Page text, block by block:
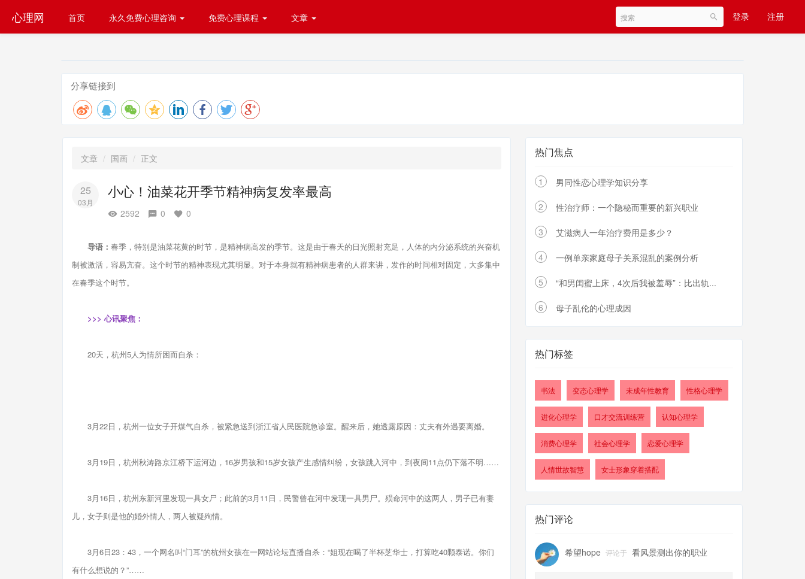
心理网 首页 永久免费心理咨询 免费心理课程 文章 登录 注册
分享链接到
文章 国画 正文
25
03月
小心！油菜花开季节精神病复发率最高
2592 0 0
导语： 春季，特别是油菜花黄的时节，是精神病高发的季节。这是由于春天的日光照射充足，人体的内分泌系统的兴奋机
制被激活，容易亢奋。这个时节的精神表现尤其明显。对于本身就有精神病患者的人群来讲，发作的时间相对固定，大多集中
在春季这个时节。
>>> 心讯聚焦：
20天，杭州5人为情所困而自杀：
3月22日，杭州一位女子开煤气自杀，被紧急送到浙江省人民医院急诊室。醒来后，她透露原因：丈夫有外遇要离婚。
3月19日，杭州秋涛路京江桥下运河边，16岁男孩和15岁女孩产生感情纠纷，女孩跳入河中，到夜间11点仍下落不明……
3月16日，杭州东新河里发现一具女尸；此前的3月11日，民警曾在河中发现一具男尸。殒命河中的这两人，男子已有妻
儿，女子则是他的婚外情人，两人被疑殉情。
3月6日23：43，一个网名叫“门耳”的杭州女孩在一网站论坛直播自杀：“姐现在喝了半杯芝华士，打算吃40颗泰诺。你们
有什么想说的？”……
热门焦点
1 男同性恋心理学知识分享
2 性治疗师：一个隐秘而重要的新兴职业
3 艾滋病人一年治疗费用是多少？
4 一例单亲家庭母子关系混乱的案例分析
5 “和男闺蜜上床，4次后我被羞辱”：比出轨...
6 母子乱伦的心理成因
热门标签
书法 变态心理学 未成年性教育 性格心理学
进化心理学 口才交流训练营 认知心理学
消费心理学 社会心理学 恋爱心理学
人情世故智慧 女士形象穿着搭配
热门评论
希望hope 评论于 看风景测出你的职业